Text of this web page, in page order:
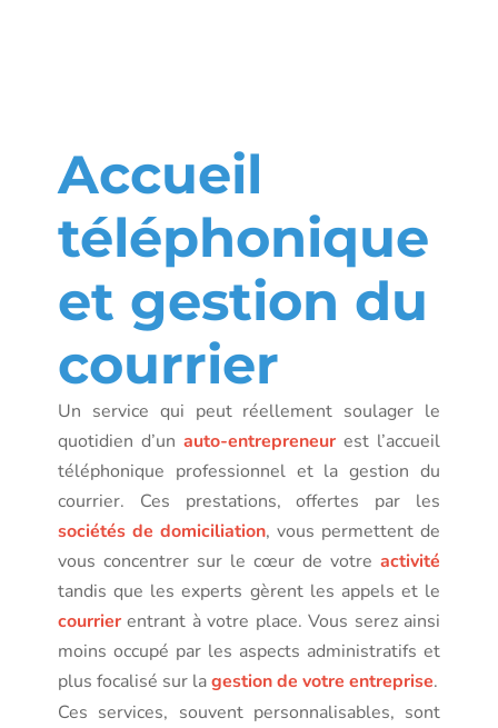
Accueil
téléphonique
et gestion du
courrier
Un service qui peut réellement soulager le
quotidien d’un auto-entrepreneur est l’accueil
téléphonique professionnel et la gestion du
courrier. Ces prestations, offertes par les
sociétés de domiciliation, vous permettent de
vous concentrer sur le cœur de votre activité
tandis que les experts gèrent les appels et le
courrier entrant à votre place. Vous serez ainsi
moins occupé par les aspects administratifs et
plus focalisé sur lagestion de votre entreprise.
Ces services, souvent personnalisables, sont